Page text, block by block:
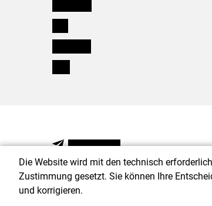
NEWSLETTER
Die Website wird mit den technisch
Zustimmung gesetzt. Sie können Ihre
und korrigieren.